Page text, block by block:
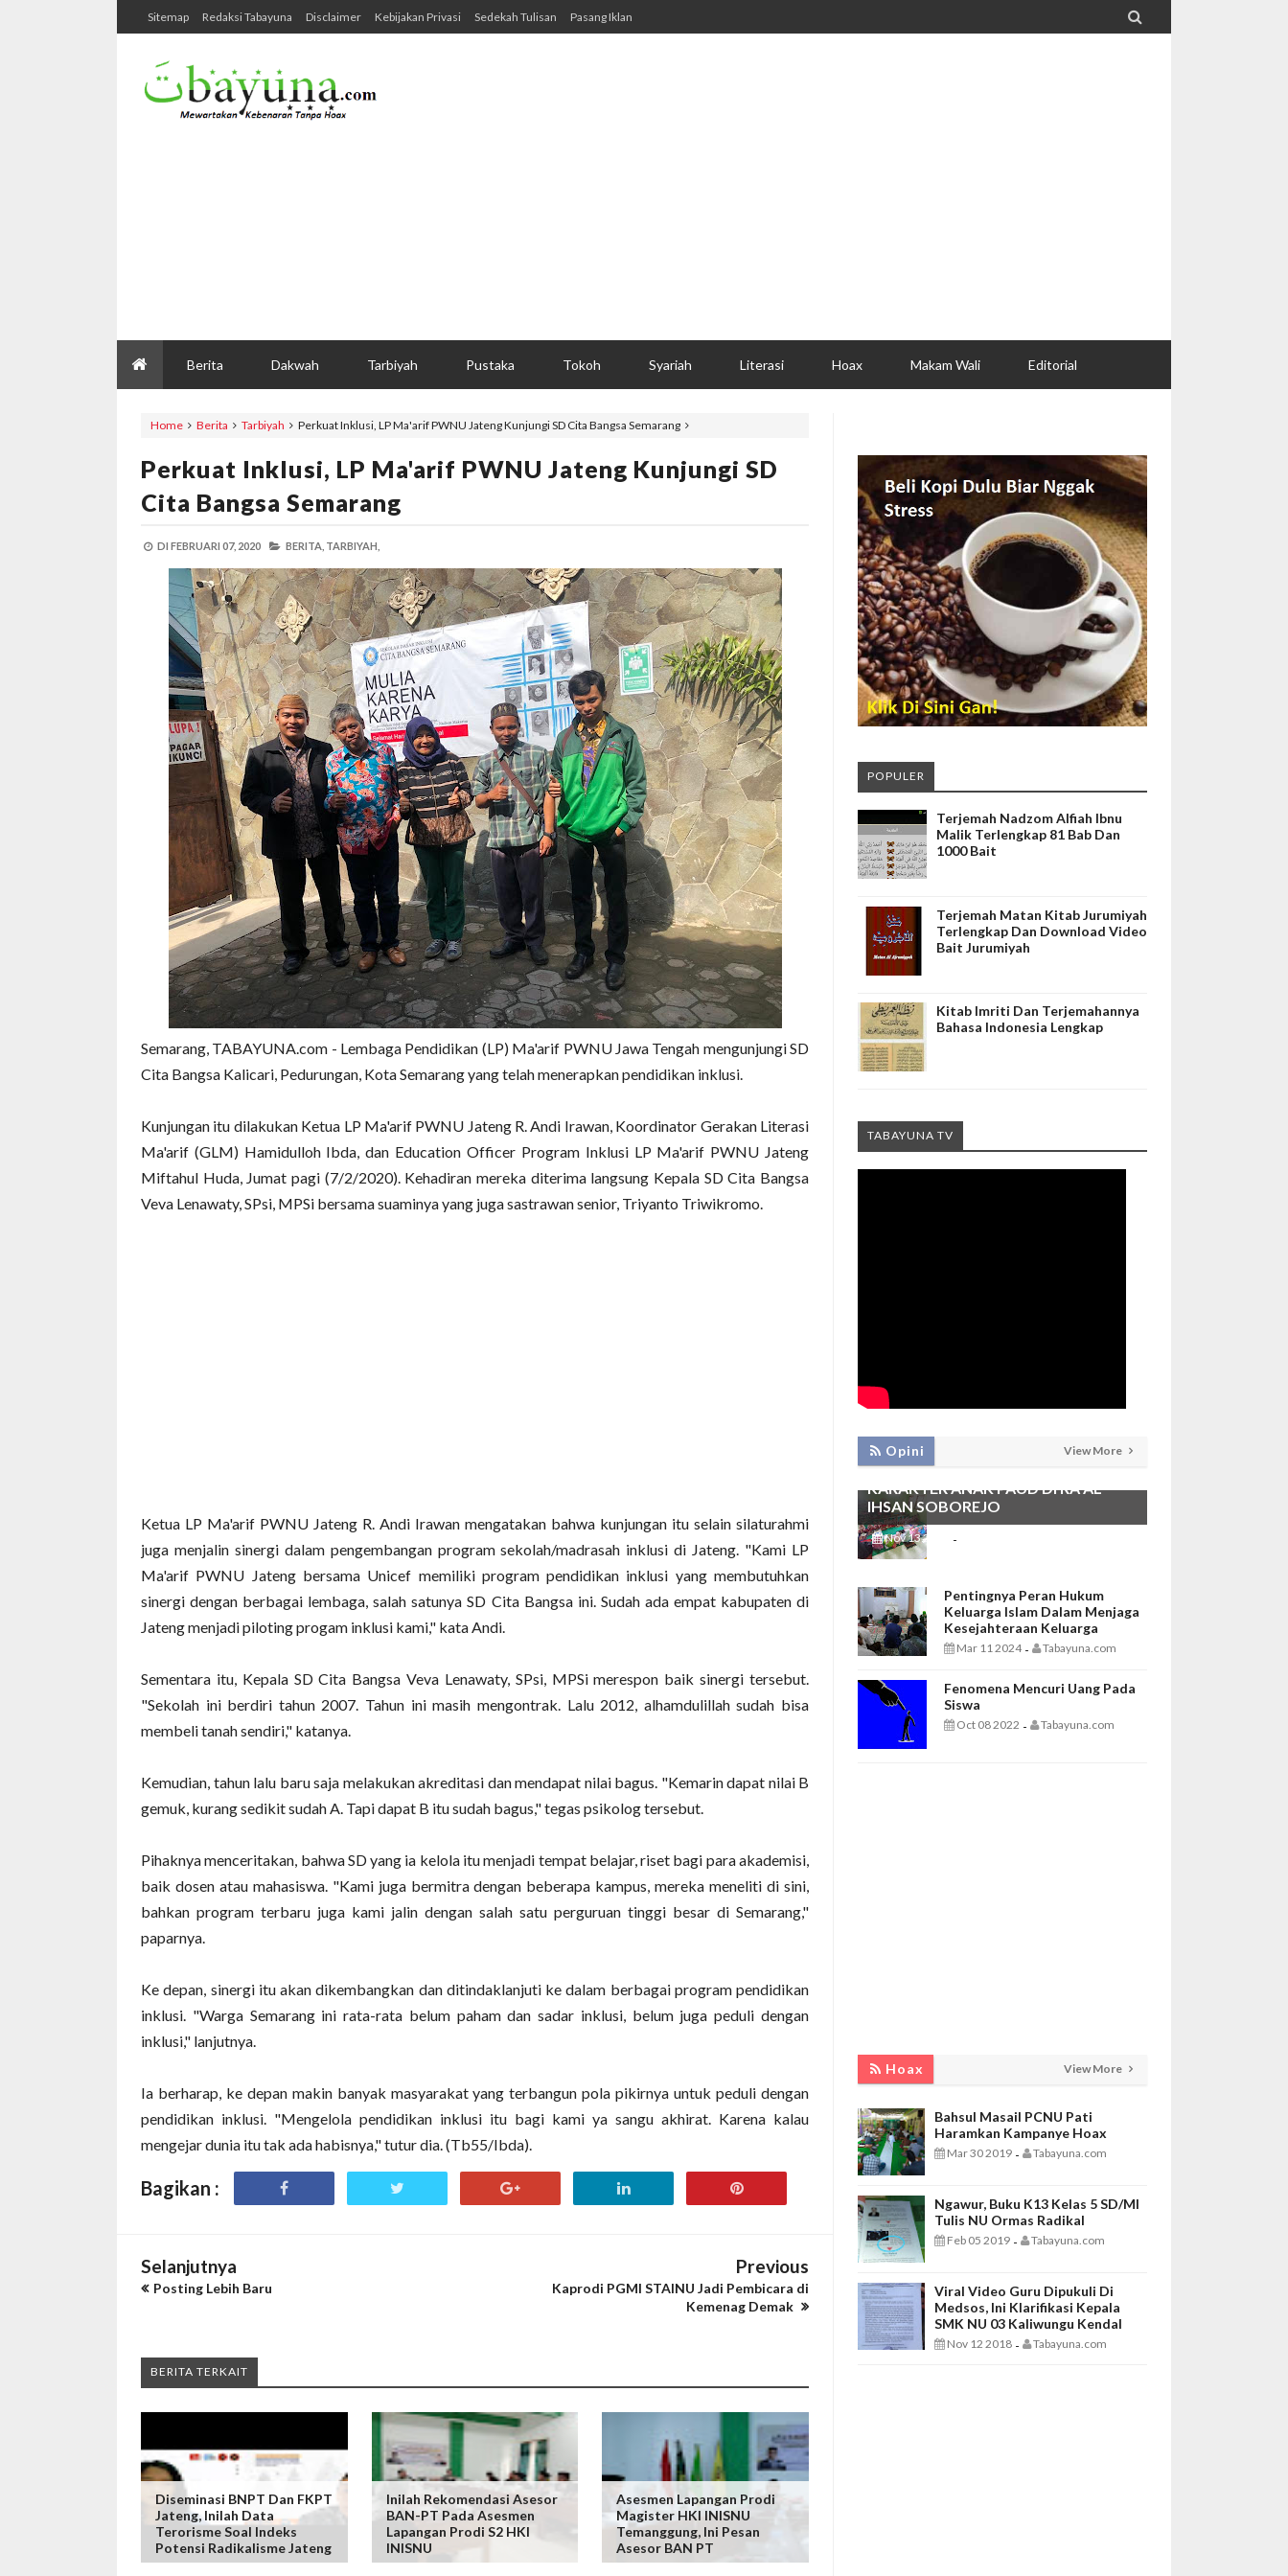
Sitemap Redaksi Tabayuna Disclaimer Kebijakan Privasi Sedekah Tulisan Pasang Iklan 
Berita Dakwah Tarbiyah Pustaka Tokoh Syariah Literasi Hoax Makam Wali Editorial
Home Berita Tarbiyah Perkuat Inklusi, LP Ma'arif PWNU Jateng Kunjungi SD Cita Bangsa Semarang
Perkuat Inklusi, LP Ma'arif PWNU Jateng Kunjungi SD
Cita Bangsa Semarang
DI FEBRUARI 07, 2020 BERITA, TARBIYAH,
Semarang, TABAYUNA.com - Lembaga Pendidikan (LP) Ma'arif PWNU Jawa Tengah mengunjungi SD
Cita Bangsa Kalicari, Pedurungan, Kota Semarang yang telah menerapkan pendidikan inklusi.
Kunjungan itu dilakukan Ketua LP Ma'arif PWNU Jateng R. Andi Irawan, Koordinator Gerakan Literasi
Ma'arif (GLM) Hamidulloh Ibda, dan Education Officer Program Inklusi LP Ma'arif PWNU Jateng
Miftahul Huda, Jumat pagi (7/2/2020). Kehadiran mereka diterima langsung Kepala SD Cita Bangsa
Veva Lenawaty, SPsi, MPSi bersama suaminya yang juga sastrawan senior, Triyanto Triwikromo.
Ketua LP Ma'arif PWNU Jateng R. Andi Irawan mengatakan bahwa kunjungan itu selain silaturahmi
juga menjalin sinergi dalam pengembangan program sekolah/madrasah inklusi di Jateng. "Kami LP
Ma'arif PWNU Jateng bersama Unicef memiliki program pendidikan inklusi yang membutuhkan
sinergi dengan berbagai lembaga, salah satunya SD Cita Bangsa ini. Sudah ada empat kabupaten di
Jateng menjadi piloting progam inklusi kami," kata Andi.
Sementara itu, Kepala SD Cita Bangsa Veva Lenawaty, SPsi, MPSi merespon baik sinergi tersebut.
"Sekolah ini berdiri tahun 2007. Tahun ini masih mengontrak. Lalu 2012, alhamdulillah sudah bisa
membeli tanah sendiri," katanya.
Kemudian, tahun lalu baru saja melakukan akreditasi dan mendapat nilai bagus. "Kemarin dapat nilai B
gemuk, kurang sedikit sudah A. Tapi dapat B itu sudah bagus," tegas psikolog tersebut.
Pihaknya menceritakan, bahwa SD yang ia kelola itu menjadi tempat belajar, riset bagi para akademisi,
baik dosen atau mahasiswa. "Kami juga bermitra dengan beberapa kampus, mereka meneliti di sini,
bahkan program terbaru juga kami jalin dengan salah satu perguruan tinggi besar di Semarang,"
paparnya.
Ke depan, sinergi itu akan dikembangkan dan ditindaklanjuti ke dalam berbagai program pendidikan
inklusi. "Warga Semarang ini rata-rata belum paham dan sadar inklusi, belum juga peduli dengan
inklusi," lanjutnya.
Ia berharap, ke depan makin banyak masyarakat yang terbangun pola pikirnya untuk peduli dengan
pendidikan inklusi. "Mengelola pendidikan inklusi itu bagi kami ya sangu akhirat. Karena kalau
mengejar dunia itu tak ada habisnya," tutur dia. (Tb55/Ibda).
Bagikan :
Selanjutnya
Posting Lebih Baru
Previous
Kaprodi PGMI STAINU Jadi Pembicara di
Kemenag Demak
BERITA TERKAIT
Diseminasi BNPT Dan FKPT
Jateng, Inilah Data
Terorisme Soal Indeks
Potensi Radikalisme Jateng
Inilah Rekomendasi Asesor
BAN-PT Pada Asesmen
Lapangan Prodi S2 HKI
INISNU
Asesmen Lapangan Prodi
Magister HKI INISNU
Temanggung, Ini Pesan
Asesor BAN PT
POPULER
Terjemah Nadzom Alfiah Ibnu
Malik Terlengkap 81 Bab Dan
1000 Bait
Terjemah Matan Kitab Jurumiyah
Terlengkap Dan Download Video
Bait Jurumiyah
Kitab Imriti Dan Terjemahannya
Bahasa Indonesia Lengkap
TABAYUNA TV
Opini View More
PEMBIASAAN SHALAT DHUHA DAN
MENGAJI SEBAGAI FONDASI
KARAKTER ANAK PAUD DI RA AL
IHSAN SOBOREJO
Nov 13 2025 -
Pentingnya Peran Hukum
Keluarga Islam Dalam Menjaga
Kesejahteraan Keluarga
Mar 11 2024 - Tabayuna.com
Fenomena Mencuri Uang Pada
Siswa
Oct 08 2022 - Tabayuna.com
Hoax View More
Bahsul Masail PCNU Pati
Haramkan Kampanye Hoax
Mar 30 2019 - Tabayuna.com
Ngawur, Buku K13 Kelas 5 SD/MI
Tulis NU Ormas Radikal
Feb 05 2019 - Tabayuna.com
Viral Video Guru Dipukuli Di
Medsos, Ini Klarifikasi Kepala
SMK NU 03 Kaliwungu Kendal
Nov 12 2018 - Tabayuna.com